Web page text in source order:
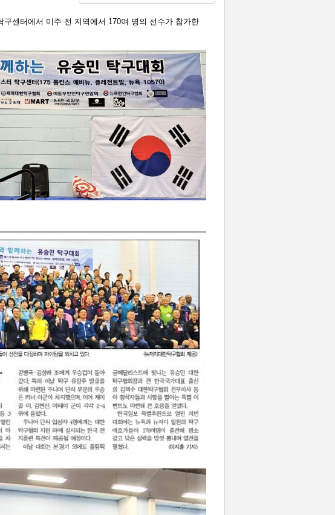
센터에서 미주 전 지역에서 170여 명의 선수가 참가한